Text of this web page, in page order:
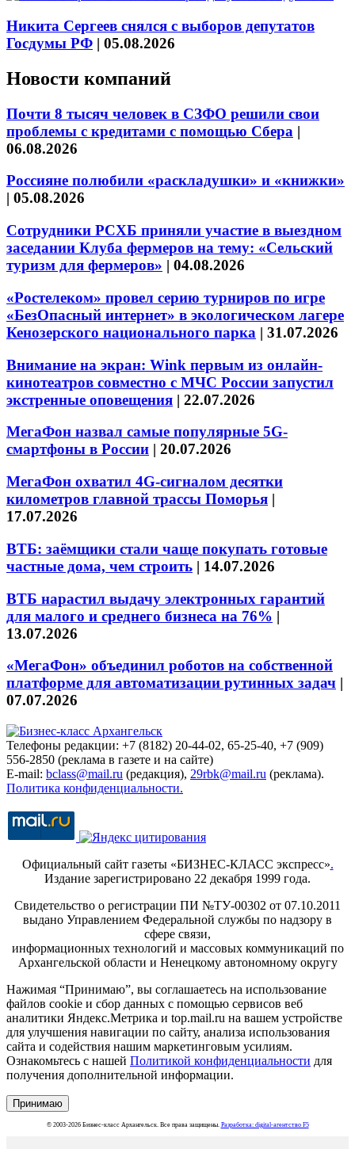
Никита Сергеев снялся с выборов депутатов
Госдумы РФ | 05.08.2026
Новости компаний
Почти 8 тысяч человек в СЗФО решили свои
проблемы с кредитами с помощью Сбера |
06.08.2026
Россияне полюбили «раскладушки» и «книжки»
| 05.08.2026
Сотрудники РСХБ приняли участие в выездном
заседании Клуба фермеров на тему: «Сельский
туризм для фермеров» | 04.08.2026
«Ростелеком» провел серию турниров по игре
«БезОпасный интернет» в экологическом лагере
Кенозерского национального парка | 31.07.2026
Внимание на экран: Wink первым из онлайн-
кинотеатров совместно с МЧС России запустил
экстренные оповещения | 22.07.2026
МегаФон назвал самые популярные 5G-
смартфоны в России | 20.07.2026
МегаФон охватил 4G-сигналом десятки
километров главной трассы Поморья |
17.07.2026
ВТБ: заёмщики стали чаще покупать готовые
частные дома, чем строить | 14.07.2026
ВТБ нарастил выдачу электронных гарантий
для малого и среднего бизнеса на 76% |
13.07.2026
«МегаФон» объединил роботов на собственной
платформе для автоматизации рутинных задач |
07.07.2026
Телефоны редакции: +7 (8182) 20-44-02, 65-25-40, +7 (909)
556-2850 (реклама в газете и на сайте)
E-mail: bclass@mail.ru (редакция), 29rbk@mail.ru (реклама).
Политика конфиденциальности.
Официальный сайт газеты «БИЗНЕС-КЛАСС экспресс».
Издание зарегистрировано 22 декабря 1999 года.
Свидетельство о регистрации ПИ №ТУ-00302 от 07.10.2011
выдано Управлением Федеральной службы по надзору в
сфере связи,
информационных технологий и массовых коммуникаций по
Архангельской области и Ненецкому автономному округу
Нажимая “Принимаю”, вы соглашаетесь на использование
файлов cookie и сбор данных с помощью сервисов веб
аналитики Яндекс.Метрика и top.mail.ru на вашем устройстве
для улучшения навигации по сайту, анализа использования
сайта и содействия нашим маркетинговым усилиям.
Ознакомьтесь с нашей Политикой конфиденциальности для
получения дополнительной информации.
Принимаю
© 2003-2026 Бизнес-класс Архангельск. Все права защищены. Разработка: digital-агентство F5